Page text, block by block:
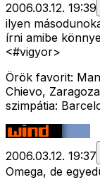
2006.03.12. 19:39
ilyen
írni amibe
<#vigyor>
Örök favorit:
Chievo,
szimpátia:
2006.03.12. 19:37
Omega, de